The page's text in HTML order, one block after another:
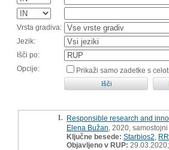
Vrsta gradiva:
Jezik:
Išči po:
Opcije:
Prikaži samo zadetke s
1. Responsible research and
Elena Bužan , 2020,
Ključne besede: Starbios2
Objavljeno v RUP: 29.03.2020;